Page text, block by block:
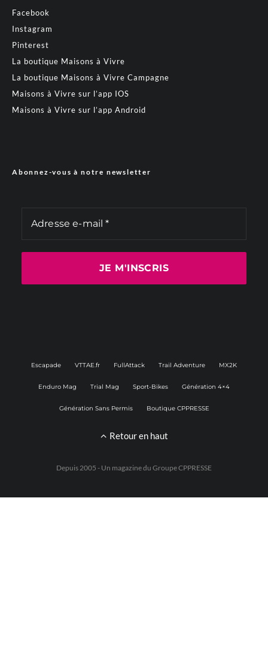
Facebook
Instagram
Pinterest
La boutique Maisons à Vivre
La boutique Maisons à Vivre Campagne
Maisons à Vivre sur l’app IOS
Maisons à Vivre sur l’app Android
Abonnez-vous à notre newsletter
Escapade VTTAE.fr FullAttack Trail Adventure MX2K
Enduro Mag Trial Mag Sport-Bikes Génération 4×4
Génération Sans Permis Boutique CPPRESSE
Retour en haut
Depuis 2005 - Un magazine du Groupe CPPRESSE